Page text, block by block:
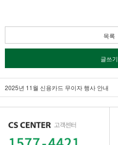
목록
글쓰기
2025년 11월 신용카드 무이자 행사 안내